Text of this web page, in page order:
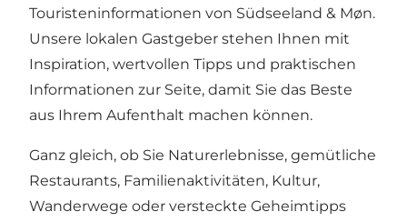
Touristeninformationen von Südseeland & Møn.
Unsere lokalen Gastgeber stehen Ihnen mit
Inspiration, wertvollen Tipps und praktischen
Informationen zur Seite, damit Sie das Beste
aus Ihrem Aufenthalt machen können.
Ganz gleich, ob Sie Naturerlebnisse, gemütliche
Restaurants, Familienaktivitäten, Kultur,
Wanderwege oder versteckte Geheimtipps